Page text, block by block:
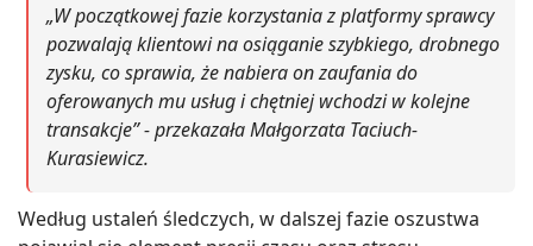
„W początkowej fazie korzystania z platformy sprawcy
pozwalają klientowi na osiąganie szybkiego, drobnego
zysku, co sprawia, że nabiera on zaufania do
oferowanych mu usług i chętniej wchodzi w kolejne
transakcje” - przekazała Małgorzata Taciuch-
Kurasiewicz.
Według ustaleń śledczych, w dalszej fazie oszustwa